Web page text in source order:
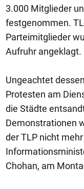
3.000 Mitglieder
festgenommen.
Parteimitglieder
Aufruhr angeklagt.
Ungeachtet
Protesten am
die Städte
Demonstrationen
der TLP nicht
Chohan, am